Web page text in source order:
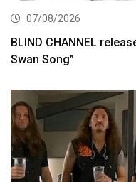
07/08/2026
BLIND CHANNEL
Swan Song”